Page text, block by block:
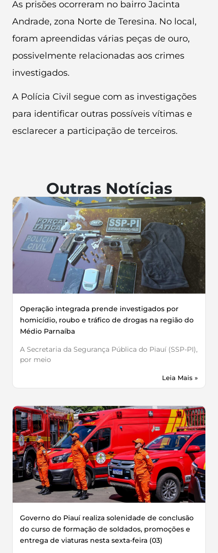
As prisões ocorreram no bairro Jacinta
Andrade, zona Norte de Teresina. No local,
foram apreendidas várias peças de ouro,
possivelmente relacionadas aos crimes
investigados.
A Polícia Civil segue com as investigações
para identificar outras possíveis vítimas e
esclarecer a participação de terceiros.
Outras Notícias
Operação integrada prende investigados por
homicídio, roubo e tráfico de drogas na região do
Médio Parnaíba
A Secretaria da Segurança Pública do Piauí (SSP-PI),
por meio
Leia Mais »
Governo do Piauí realiza solenidade de conclusão
do curso de formação de soldados, promoções e
entrega de viaturas nesta sexta-feira (03)